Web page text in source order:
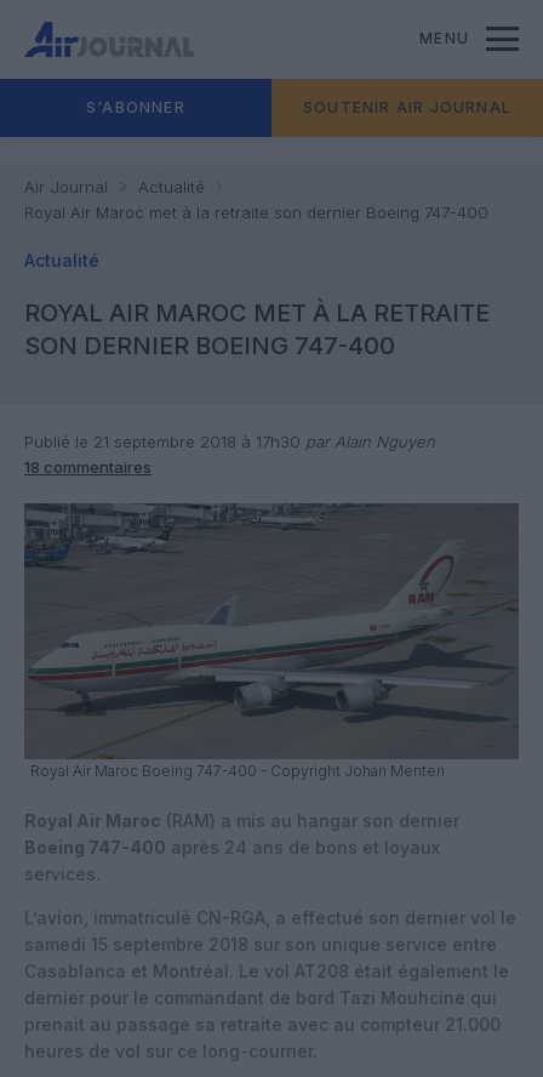
MENU
S'ABONNER SOUTENIR AIR JOURNAL
Air Journal
Actualité
Royal Air Maroc met à la retraite son dernier Boeing 747-400
Actualité
ROYAL AIR MAROC MET À LA RETRAITE
SON DERNIER BOEING 747-400
Publié le 21 septembre 2018 à 17h30 par Alain Nguyen
18 commentaires
Royal Air Maroc Boeing 747-400 - Copyright Johan Menten
Royal Air Maroc (RAM) a mis au hangar son dernier
Boeing 747-400 après 24 ans de bons et loyaux
services.
L’avion, immatriculé CN-RGA, a effectué son dernier vol le
samedi 15 septembre 2018 sur son unique service entre
Casablanca et Montréal. Le vol AT208 était également le
dernier pour le commandant de bord Tazi Mouhcine qui
prenait au passage sa retraite avec au compteur 21.000
heures de vol sur ce long-courrier.